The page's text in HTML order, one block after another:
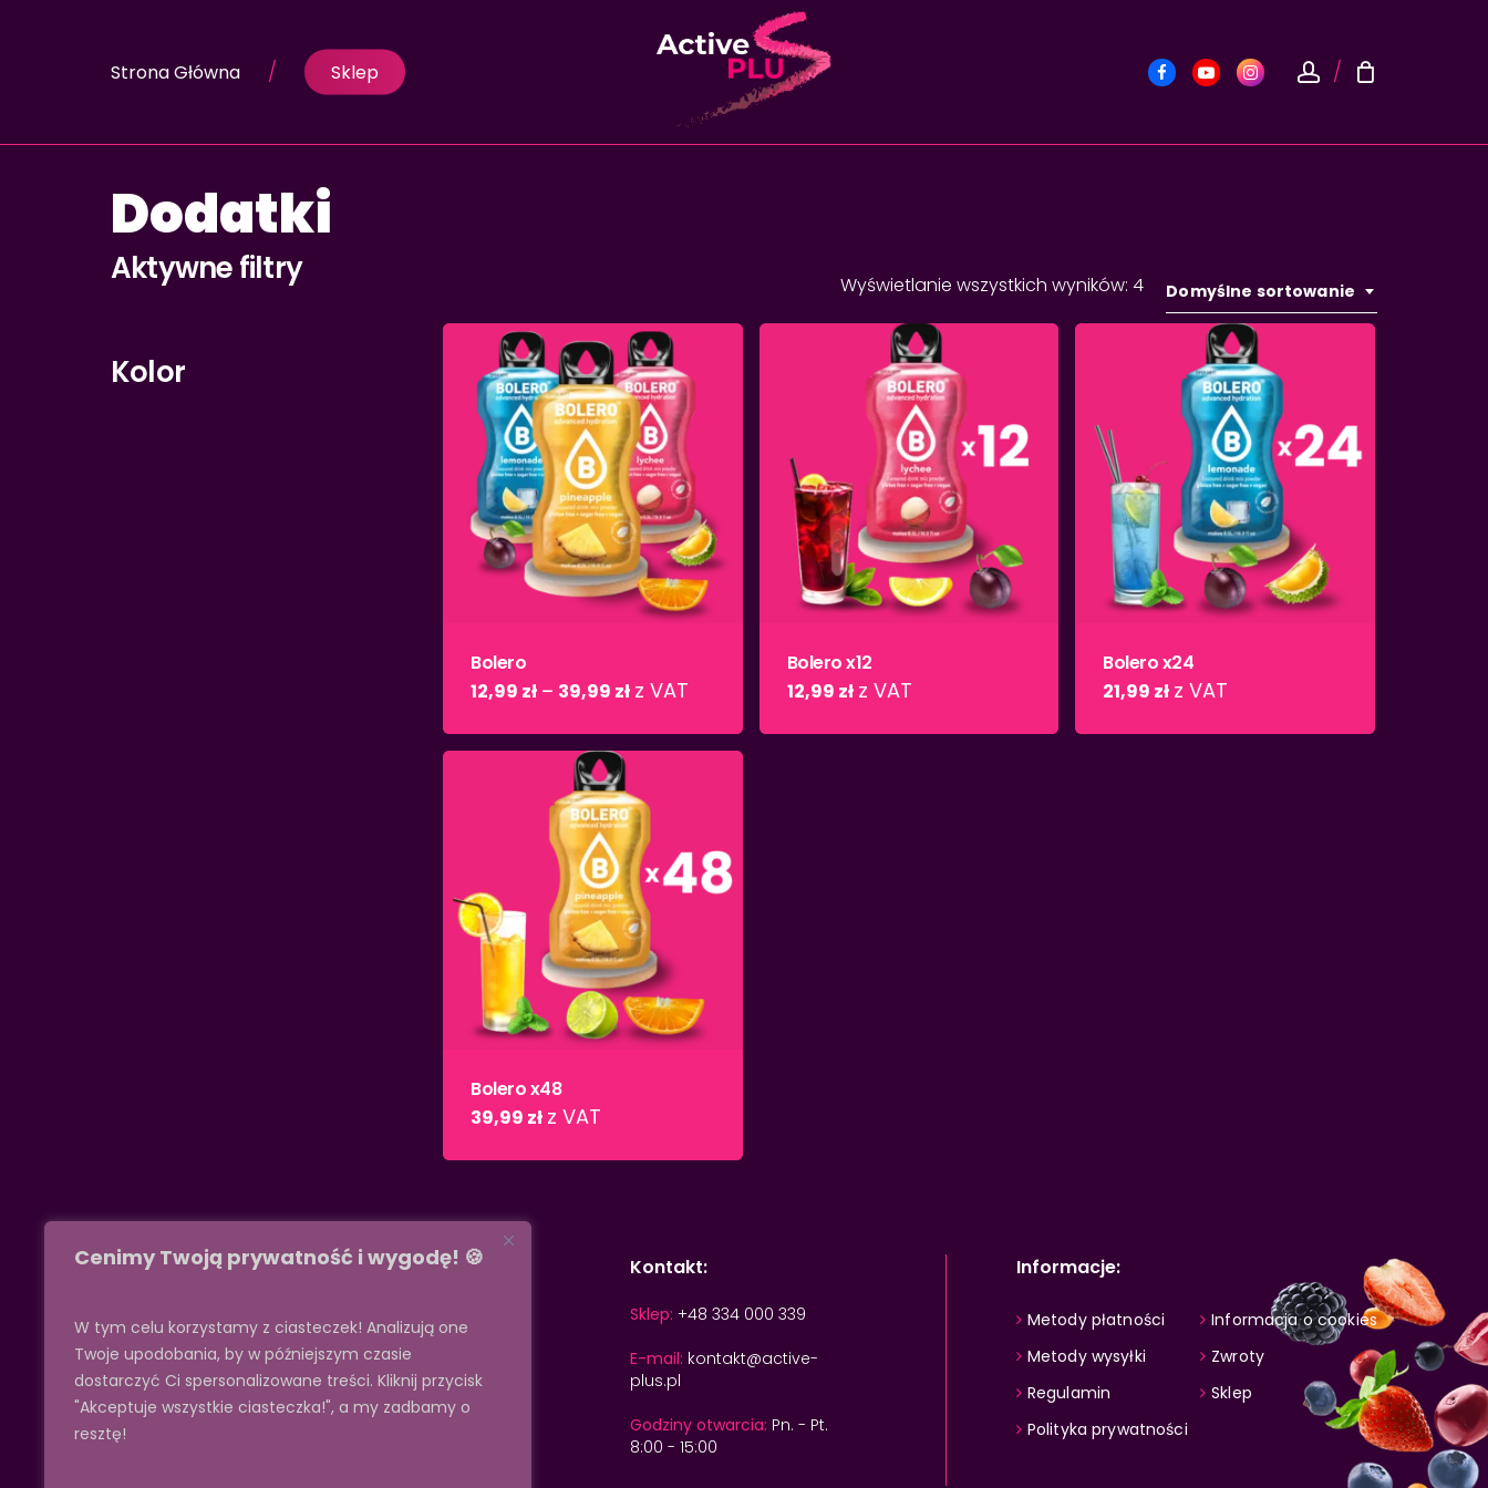
Cenimy Twoją prywatność i wygodę! 🍪
W tym celu korzystamy z ciasteczek! Analizują one
Twoje upodobania, by w późniejszym czasie
dostarczyć Ci spersonalizowane treści. Kliknij przycisk
"Akceptuje wszystkie ciasteczka!", a my zadbamy o
resztę!
Strona Główna Sklep account
FacebookYoutubeInstagram
Brak produktów w koszyku.
0,00zł
Dodatki
Domyślne sortowanie
Wyświetlanie wszystkich wyników: 4
Aktywne filtry
Kolor
Bolero
12,99 zł – 39,99 zł z VAT
Bolero x12
12,99 zł z VAT
Bolero x24
21,99 zł z VAT
Bolero x48
39,99 zł z VAT
Jeżeli mają Państwo
jakiekolwiek wątpliwości lub
Kontakt:
Sklep: +48 334 000 339
E-mail: kontakt@active-
plus.pl
Godziny otwarcia: Pn. - Pt.
8:00 - 15:00
Informacje:
Metody płatności
Metody wysyłki
Regulamin
Polityka prywatności
Informacja o cookies
Zwroty
Sklep